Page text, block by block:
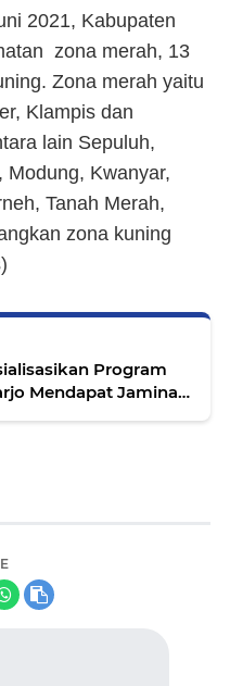
2021, Kabupaten
zona merah, 13
Zona merah yaitu
Klampis dan
lain Sepuluh,
Modung, Kwanyar,
Tanah Merah,
zona kuning
)
Program
Mendapat Jaminan